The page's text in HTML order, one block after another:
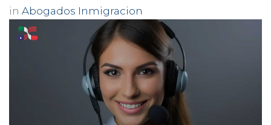
in Abogados Inmigracion